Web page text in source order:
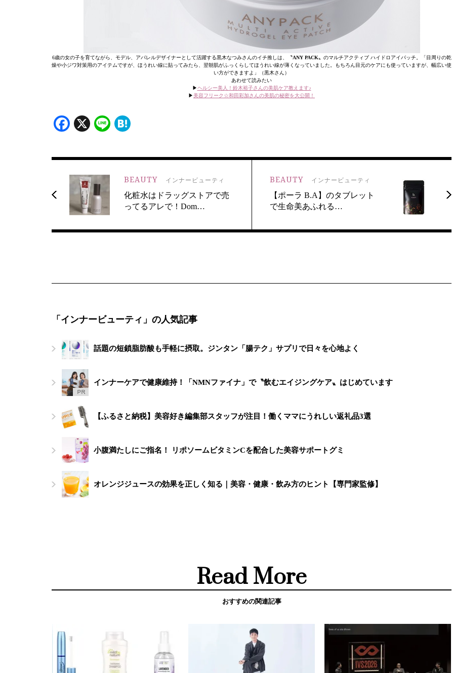
6歳の女の子を育てながら、モデル、アパレルデザイナーとして活躍する黒木なつみさんのイチ推しは、〝ANY PACK〟のマルチアクティブ ハイドロアイパッチ。「目周りの乾
燥や小ジワ対策用のアイテムですが、ほうれい線に貼ってみたら、翌朝肌がふっくらしてほうれい線が薄くなっていました。もちろん目元のケアにも使っていますが、幅広い使
い方ができますよ」（黒木さん）
あわせて読みたい
▶ヘルシー美人！鈴木裕子さんの美肌ケア教えます♪
▶美容フリーク☆和田彩加さんの美肌の秘密を大公開！
Facebook
X Line
BEAUTY インナービューティ
化粧水はドラッグストアで売
ってるアレで！Dom…
BEAUTY インナービューティ
【ポーラ B.A】のタブレット
で生命美あふれる…
「インナービューティ」の人気記事
話題の短鎖脂肪酸も手軽に摂取。ジンタン「腸テク」サプリで日々を心地よく
インナーケアで健康維持！「NMNファイナ」で〝飲むエイジングケア〟はじめています
【ふるさと納税】美容好き編集部スタッフが注目！働くママにうれしい返礼品3選
小腹満たしにご指名！ リポソームビタミンCを配合した美容サポートグミ
オレンジジュースの効果を正しく知る｜美容・健康・飲み方のヒント【専門家監修】
Read More
おすすめの関連記事